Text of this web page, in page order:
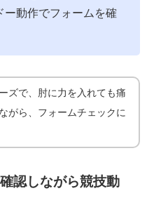
ー動作でフォームを確
ズで、肘に力を入れても痛
がら、フォームチェックに
認しながら競技動